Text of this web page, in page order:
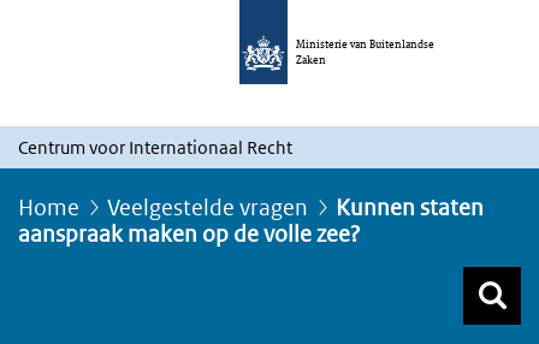
Ministerie van Buitenlandse
Zaken
Centrum voor Internationaal Recht
Home Veelgestelde vragen
Kunnen staten
aanspraak maken op de volle zee?